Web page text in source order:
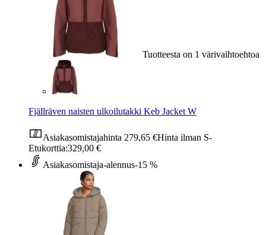
Tuotteesta on 1 värivaihtoehtoa
Fjällräven naisten ulkoilutakki Keb Jacket W
Asiakasomistajahinta 279,65 €Hinta ilman S-
Etukorttia:329,00 €
Asiakasomistaja-alennus-15 %